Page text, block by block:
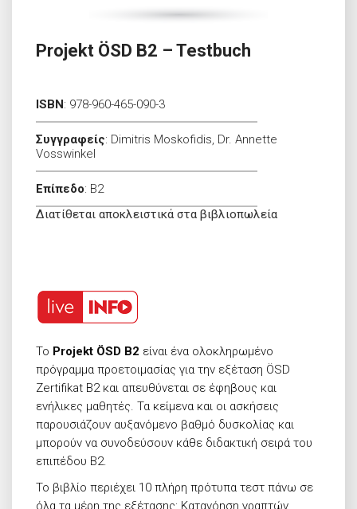
Projekt ÖSD B2 – Testbuch
ISBN: 978-960-465-090-3
Συγγραφείς: Dimitris Moskofidis, Dr. Annette
Vosswinkel
Επίπεδο: B2
Διατίθεται αποκλειστικά στα βιβλιοπωλεία
Το Projekt ÖSD B2 είναι ένα ολοκληρωμένο
πρόγραμμα προετοιμασίας για την εξέταση ÖSD
Zertifikat B2 και απευθύνεται σε έφηβους και
ενήλικες μαθητές. Τα κείμενα και οι ασκήσεις
παρουσιάζουν αυξανόμενο βαθμό δυσκολίας και
μπορούν να συνοδεύσουν κάθε διδακτική σειρά του
επιπέδου Β2.
Το βιβλίο περιέχει 10 πλήρη πρότυπα τεστ πάνω σε
όλα τα μέρη της εξέτασης: Κατανόηση γραπτών